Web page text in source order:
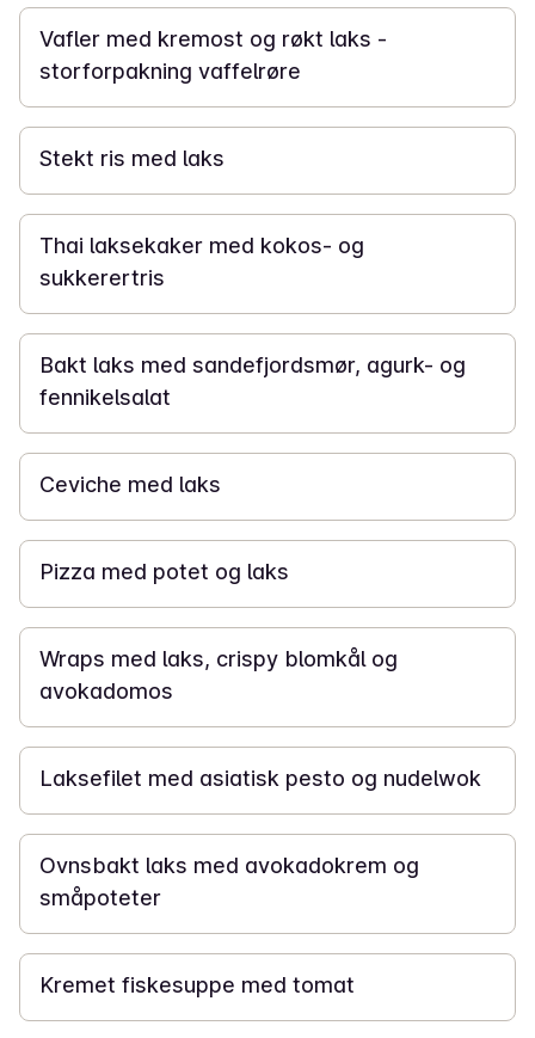
Vafler med kremost og røkt laks -
storforpakning vaffelrøre
20 min
Stekt ris med laks
20 min
Thai laksekaker med kokos- og
sukkerertris
20 min
Bakt laks med sandefjordsmør, agurk- og
fennikelsalat
25 min
Ceviche med laks
20 min
Pizza med potet og laks
25 min
Wraps med laks, crispy blomkål og
avokadomos
30 min
Laksefilet med asiatisk pesto og nudelwok
40 min
Ovnsbakt laks med avokadokrem og
småpoteter
30 min
Kremet fiskesuppe med tomat
15 min